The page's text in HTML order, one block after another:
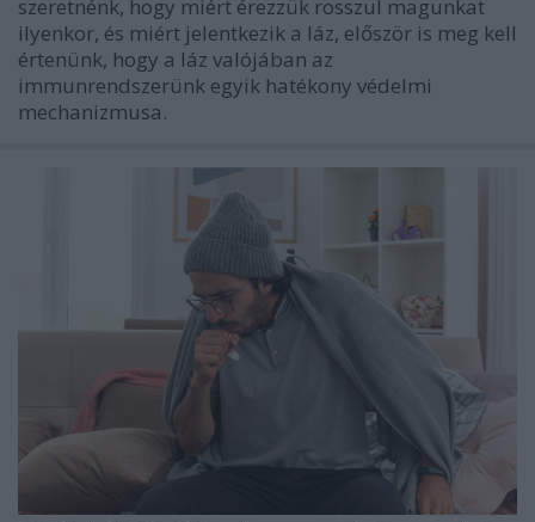
szeretnénk, hogy miért érezzük rosszul magunkat
ilyenkor, és miért jelentkezik a láz, először is meg kell
értenünk, hogy a láz valójában az
immunrendszerünk egyik hatékony védelmi
mechanizmusa.